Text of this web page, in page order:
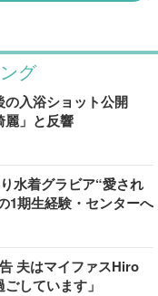
グ
入浴ショット公開
麗」と反響
水着グラビア“愛され
1期生経験・センターへ
夫はマイファスHiro
しています」